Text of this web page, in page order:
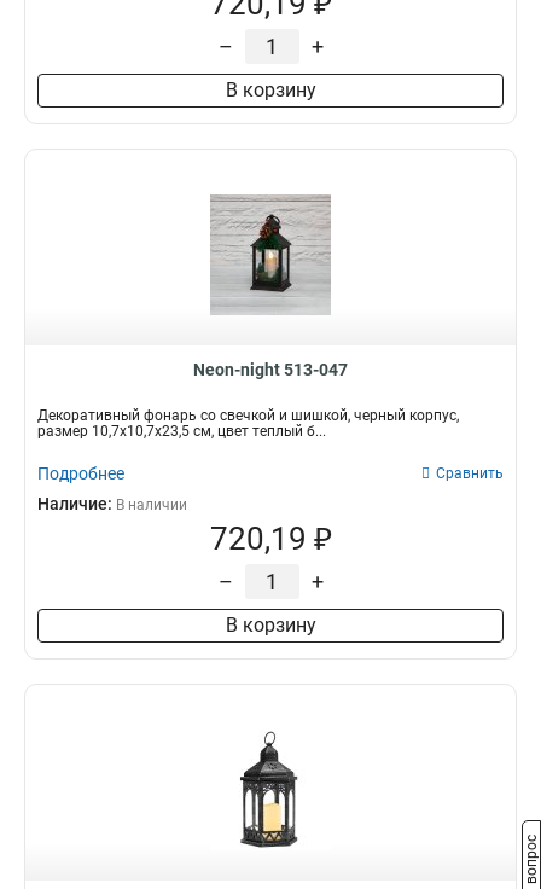
– +
В корзину
Neon-night 513-047
Декоративный фонарь со свечкой и шишкой, черный корпус,
размер 10,7x10,7x23,5 см, цвет теплый б...
Подробнее Сравнить
Наличие: В наличии
720,19 ₽
– +
В корзину